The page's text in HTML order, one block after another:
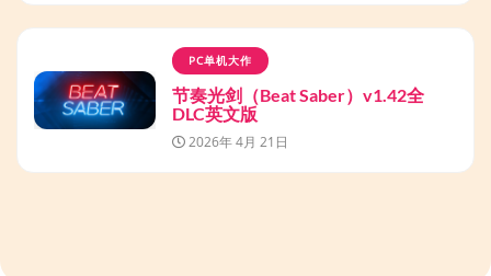
PC单机大作
节奏光剑（Beat Saber）v1.42全
DLC英文版
2026年 4月 21日